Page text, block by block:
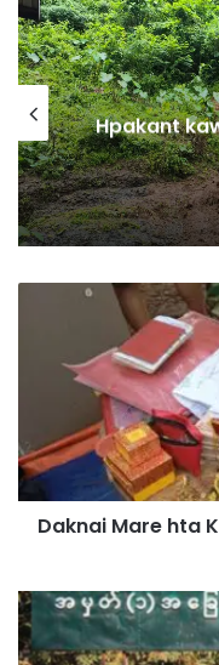
Hpakant
M
a
r
a
K
a
Daknai Mare hta
H
p
y